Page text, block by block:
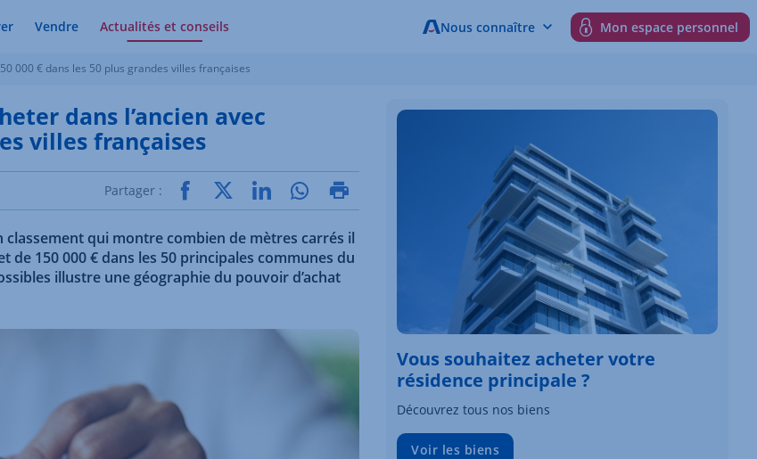
Vendre Actualités et conseils Nous connaître Mon espace personnel
000 € dans les 50 plus grandes villes françaises
dans l’ancien avec
villes françaises
Partager :
qui montre combien de mètres carrés il
de 150 000 € dans les 50 principales communes du
illustre une géographie du pouvoir d’achat
Vous souhaitez acheter votre
résidence principale ?
Découvrez tous nos biens
Voir les biens